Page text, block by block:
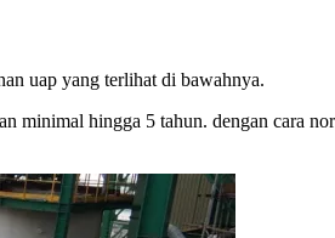
uap yang terlihat di bawahnya.
minimal hingga 5 tahun. dengan cara